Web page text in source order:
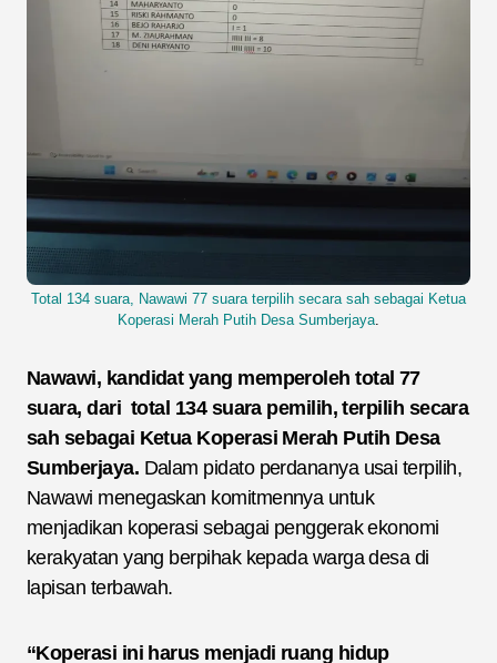
Total 134 suara, Nawawi 77 suara terpilih secara sah sebagai Ketua
Koperasi Merah Putih Desa Sumberjaya.
Nawawi, kandidat yang memperoleh total 77
suara, dari total 134 suara pemilih, terpilih secara
sah sebagai Ketua Koperasi Merah Putih Desa
Sumberjaya. Dalam pidato perdananya usai terpilih,
Nawawi menegaskan komitmennya untuk
menjadikan koperasi sebagai penggerak ekonomi
kerakyatan yang berpihak kepada warga desa di
lapisan terbawah.
“Koperasi ini harus menjadi ruang hidup